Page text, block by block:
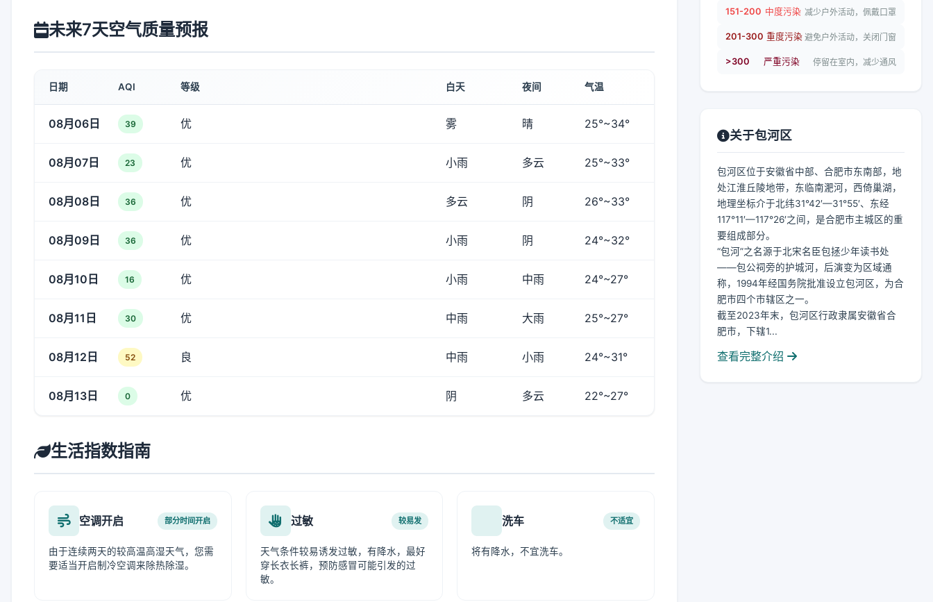
未来7天空气质量预报
日期 AQI 等级 白天 夜间 气温
08月06日 39 优 雾 晴 25°~34°
08月07日 23 优 小雨 多云 25°~33°
08月08日 36 优 多云 阴 26°~33°
08月09日 36 优 小雨 阴 24°~32°
08月10日 16 优 小雨 中雨 24°~27°
08月11日 30 优 中雨 大雨 25°~27°
08月12日 52 良 中雨 小雨 24°~31°
08月13日 0 优 阴 多云 22°~27°
生活指数指南
空调开启 部分时间开启
由于连续两天的较高温高湿天气，您需
要适当开启制冷空调来除热除湿。
过敏 较易发
天气条件较易诱发过敏，有降水，最好
穿长衣长裤，预防感冒可能引发的过
敏。
洗车 不适宜
将有降水，不宜洗车。
151-200 中度污染 减少户外活动，佩戴口罩
201-300 重度污染 避免户外活动，关闭门窗
>300 严重污染 停留在室内，减少通风
关于包河区
包河区位于安徽省中部、合肥市东南部，地
处江淮丘陵地带，东临南淝河，西倚巢湖，
地理坐标介于北纬31°42′—31°55′、东经
117°11′—117°26′之间，是合肥市主城区的重
要组成部分。
“包河”之名源于北宋名臣包拯少年读书处
——包公祠旁的护城河，后演变为区域通
称，1994年经国务院批准设立包河区，为合
肥市四个市辖区之一。
截至2023年末，包河区行政隶属安徽省合
肥市，下辖1...
查看完整介绍